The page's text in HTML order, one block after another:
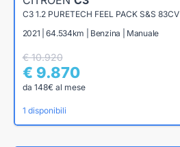
C3 1.2 PURETECH FEEL PACK S&S 83CV
2021 | 64.534km | Benzina | Manuale
€ 10.920
€ 9.870
da 148€ al mese
1 disponibili